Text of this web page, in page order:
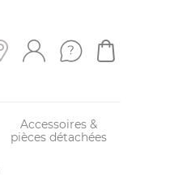
Accessoires &
pièces détachées